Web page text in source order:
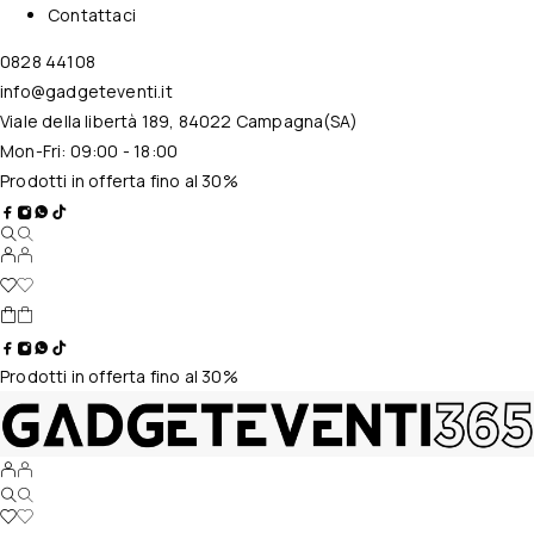
Contattaci
0828 44108
info@gadgeteventi.it
Viale della libertà 189, 84022 Campagna(SA)
Mon-Fri: 09:00 - 18:00
Prodotti in offerta fino al 30%
Prodotti in offerta fino al 30%